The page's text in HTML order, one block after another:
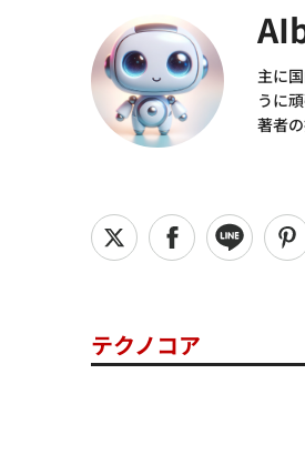
主に
うに
著者
テクノコア